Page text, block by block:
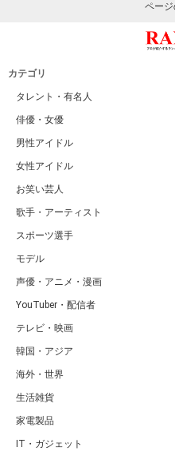
ペー
カテゴリ
タレント・有名人
俳優・女優
男性アイドル
女性アイドル
お笑い芸人
歌手・アーティスト
スポーツ選手
モデル
声優・アニメ・漫画
YouTuber・配信者
テレビ・映画
韓国・アジア
海外・世界
生活雑貨
家電製品
IT・ガジェット